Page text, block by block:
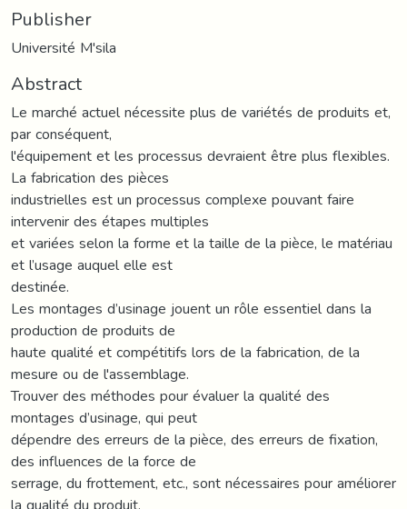
Publisher
Université M'sila
Abstract
Le marché actuel nécessite plus de variétés de produits et,
par conséquent,
l'équipement et les processus devraient être plus flexibles.
La fabrication des pièces
industrielles est un processus complexe pouvant faire
intervenir des étapes multiples
et variées selon la forme et la taille de la pièce, le matériau
et l’usage auquel elle est
destinée.
Les montages d’usinage jouent un rôle essentiel dans la
production de produits de
haute qualité et compétitifs lors de la fabrication, de la
mesure ou de l'assemblage.
Trouver des méthodes pour évaluer la qualité des
montages d’usinage, qui peut
dépendre des erreurs de la pièce, des erreurs de fixation,
des influences de la force de
serrage, du frottement, etc., sont nécessaires pour améliorer